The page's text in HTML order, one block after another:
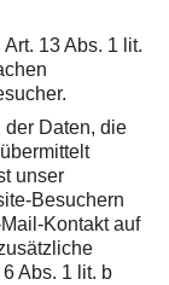
13 Abs. 1 lit.
der Daten, die
unser
Besuchern
Kontakt auf
Abs. 1 lit. b